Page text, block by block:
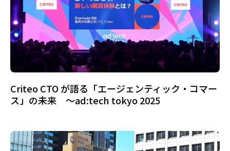
Criteo CTO が語る「エージェンティック・コマー
ス」の未来 ～ad:tech tokyo 2025